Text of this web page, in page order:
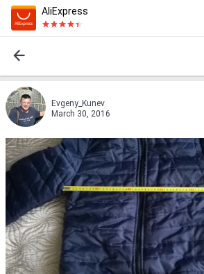
AliExpress
Evgeny_Kunev
March 30, 2016